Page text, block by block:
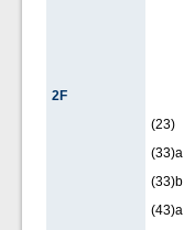
2F
(23)
(33)a
(33)b
(43)a